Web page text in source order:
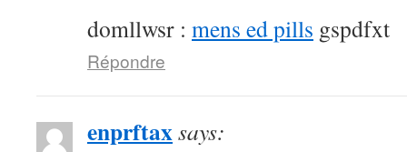
domllwsr : mens ed pills gspdfxt
Répondre
enprftaxsays: